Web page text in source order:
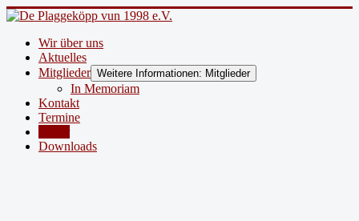
Wir über uns
Aktuelles
Mitglieder Weitere Informationen: Mitglieder
In Memoriam
Kontakt
Termine
Downloads